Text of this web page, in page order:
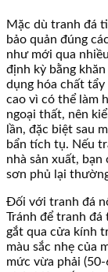
Mặc dù tranh đá
bảo quản đúng
như mới qua
định kỳ bằng
dụng hóa chất
cao vì có thể làm
ngoại thất, nên
lần, đặc biệt sau
bẩn tích tụ. Nếu
nhà sản xuất, bạn
sơn phủ lại
Đối với tranh đá
Tránh để tranh
gắt qua cửa kính
màu sắc nhẹ của
mức vừa phải